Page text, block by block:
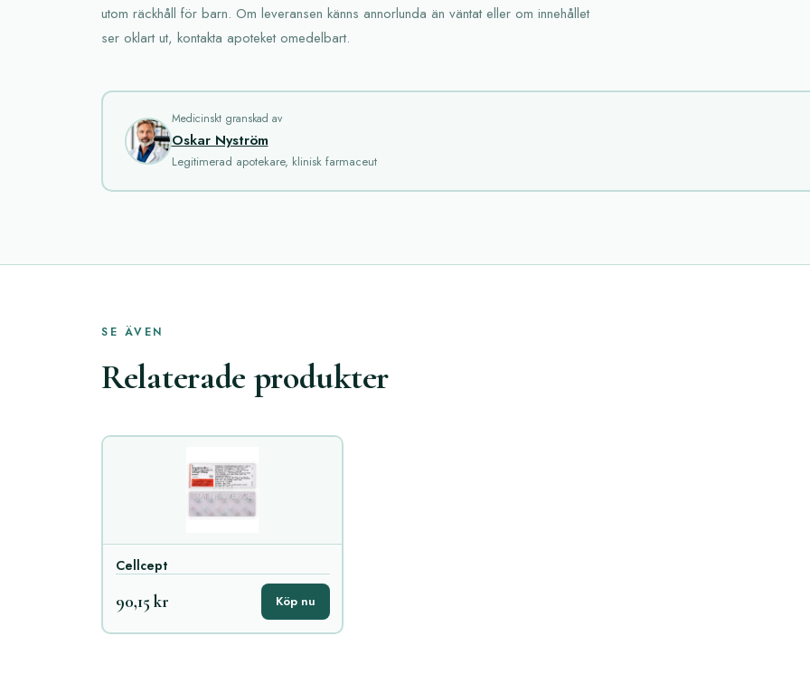
utom räckhåll för barn. Om leveransen känns annorlunda än väntat eller om innehållet
ser oklart ut, kontakta apoteket omedelbart.
Medicinskt granskad av
Oskar Nyström
Legitimerad apotekare, klinisk farmaceut
SE ÄVEN
Relaterade produkter
Cellcept
90,15 kr Köp nu